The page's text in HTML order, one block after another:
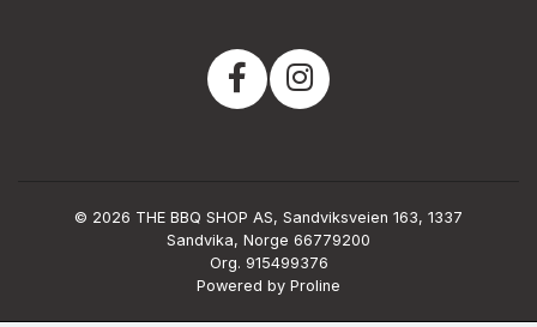
© 2026 THE BBQ SHOP AS, Sandviksveien 163, 1337
Sandvika, Norge 66779200
Org. 915499376
Powered by Proline